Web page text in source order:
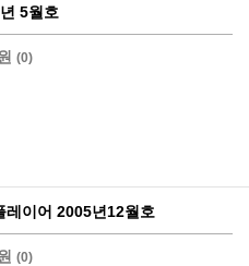
5월호
(0)
레이어 2005년12월호
(0)